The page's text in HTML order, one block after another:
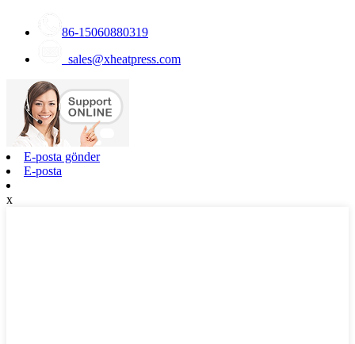
86-15060880319
sales@xheatpress.com
E-posta gönder
E-posta
x